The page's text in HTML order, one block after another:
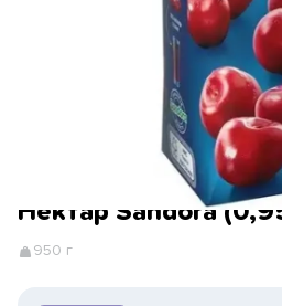
Нектар Sandora
950 г